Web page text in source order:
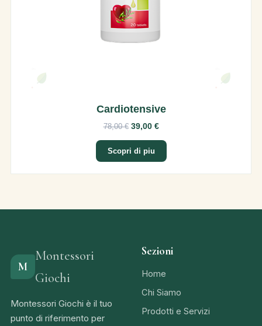
Cardiotensive
78,00 €39,00 €
Scopri di piu
M
Montessori
Giochi
Montessori Giochi è il tuo
punto di riferimento per
Sezioni
Home
Chi Siamo
Prodotti e Servizi